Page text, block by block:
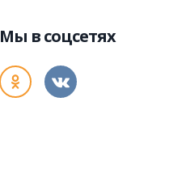
Мы в соцсетях